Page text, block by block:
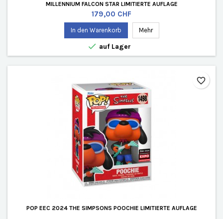
MILLENNIUM FALCON STAR LIMITIERTE AUFLAGE
Preis
179,00 CHF
In den Warenkorb Mehr
 auf Lager
POP EEC 2024 THE SIMPSONS POOCHIE LIMITIERTE AUFLAGE
favorite_border